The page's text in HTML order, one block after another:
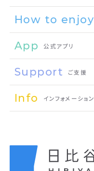
How to enjoy
App 公式アプリ
Support ご支援
Info インフォメーション